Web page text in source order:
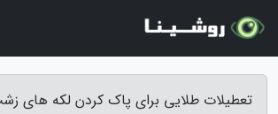
تعطیلات طلایی برای پاک کردن لکه های